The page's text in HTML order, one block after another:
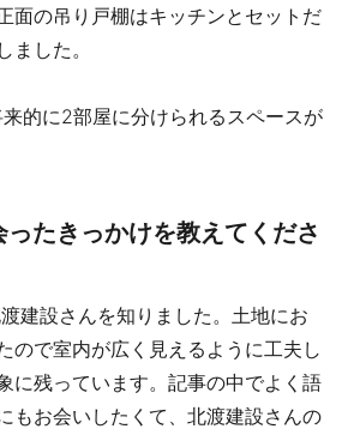
面の吊り戸棚はキッチンとセットだ
ました。
的に2部屋に分けられるスペースが
たきっかけを教えてくださ
建設さんを知りました。土地にお
ので室内が広く見えるように工夫し
に残っています。記事の中でよく語
もお会いしたくて、北渡建設さんの